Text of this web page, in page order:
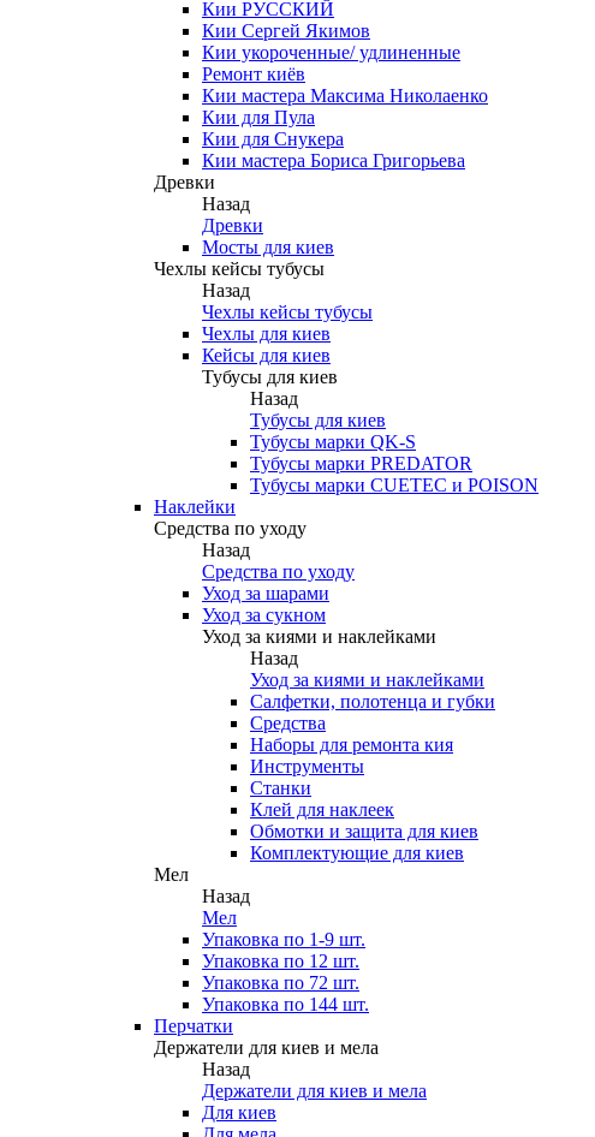
Кии РУССКИЙ
Кии Сергей Якимов
Кии укороченные/ удлиненные
Ремонт киёв
Кии мастера Максима Николаенко
Кии для Пула
Кии для Снукера
Кии мастера Бориса Григорьева
Древки
Назад
Древки
Мосты для киев
Чехлы кейсы тубусы
Назад
Чехлы кейсы тубусы
Чехлы для киев
Кейсы для киев
Тубусы для киев
Назад
Тубусы для киев
Тубусы марки QK-S
Тубусы марки PREDATOR
Тубусы марки CUETEC и POISON
Наклейки
Средства по уходу
Назад
Средства по уходу
Уход за шарами
Уход за сукном
Уход за киями и наклейками
Назад
Уход за киями и наклейками
Салфетки, полотенца и губки
Средства
Наборы для ремонта кия
Инструменты
Станки
Клей для наклеек
Обмотки и защита для киев
Комплектующие для киев
Мел
Назад
Мел
Упаковка по 1-9 шт.
Упаковка по 12 шт.
Упаковка по 72 шт.
Упаковка по 144 шт.
Перчатки
Держатели для киев и мела
Назад
Держатели для киев и мела
Для киев